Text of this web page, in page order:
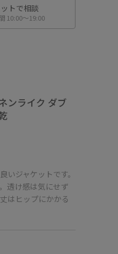
トで相談
10:00〜19:00
ンライク ダブ
いジャケットです。
透け感は気にせず
はヒップにかかる